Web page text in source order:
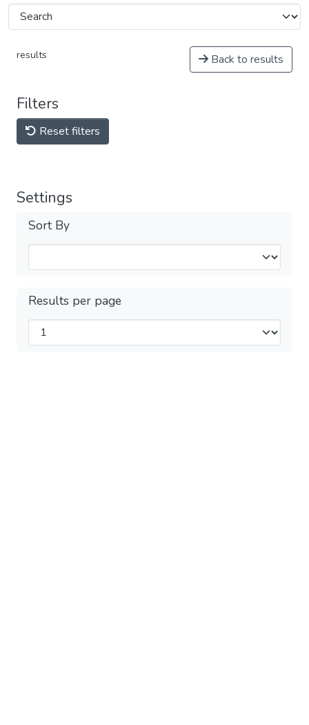
results Back to results
Filters
Reset filters
Settings
Sort By
Results per page